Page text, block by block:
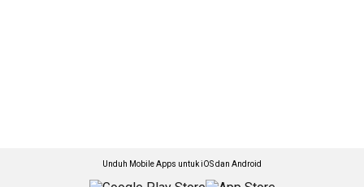
Unduh Mobile Apps untuk iOS dan Android